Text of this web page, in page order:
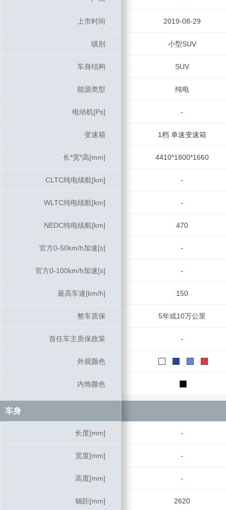
上市时间 2019-08-29
级别 小型SUV
车身结构 SUV
能源类型 纯电
电动机[Ps] -
变速箱 1档 单速变速箱
长*宽*高[mm] 4410*1800*1660
CLTC纯电续航[km] -
WLTC纯电续航[km] -
NEDC纯电续航[km] 470
官方0-50km/h加速[s] -
官方0-100km/h加速[s] -
最高车速[km/h] 150
整车质保 5年或10万公里
首任车主质保政策 -
外观颜色
内饰颜色
车身
长度[mm] -
宽度[mm] -
高度[mm] -
轴距[mm] 2620
上市时间
级别
车身结构
能源类型
电动机[Ps]
变速箱
长*宽*高[mm]
CLTC纯电续航[km]
WLTC纯电续航[km]
NEDC纯电续航[km]
官方0-50km/h加速[s]
官方0-100km/h加速[s]
最高车速[km/h]
整车质保
首任车主质保政策
外观颜色
内饰颜色
车身
长度[mm]
宽度[mm]
高度[mm]
轴距[mm]